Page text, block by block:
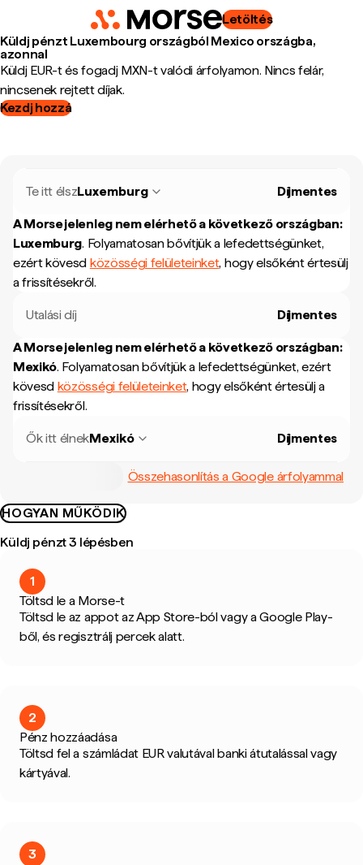
Letöltés
Küldj pénzt Luxembourg országból Mexico országba,
azonnal
Küldj EUR-t és fogadj MXN-t valódi árfolyamon. Nincs felár,
nincsenek rejtett díjak.
Kezdj hozzá
Te itt élszLuxemburg Díjmentes
A Morse jelenleg nem elérhető a következő országban:
Luxemburg. Folyamatosan bővítjük a lefedettségünket,
ezért kövesd közösségi felületeinket, hogy elsőként értesülj
a frissítésekről.
Utalási díj Díjmentes
A Morse jelenleg nem elérhető a következő országban:
Mexikó. Folyamatosan bővítjük a lefedettségünket, ezért
kövesd közösségi felületeinket, hogy elsőként értesülj a
frissítésekről.
Ők itt élnekMexikó Díjmentes
Összehasonlítás a Google árfolyammal
HOGYAN MŰKÖDIK
Küldj pénzt 3 lépésben
1
Töltsd le a Morse-t
Töltsd le az appot az App Store-ból vagy a Google Play-
ből, és regisztrálj percek alatt.
2
Pénz hozzáadása
Töltsd fel a számládat EUR valutával banki átutalással vagy
kártyával.
3